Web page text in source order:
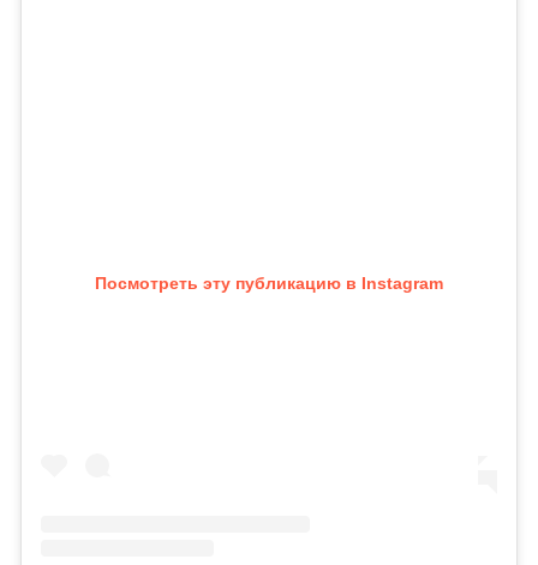
Посмотреть эту публикацию в Instagram